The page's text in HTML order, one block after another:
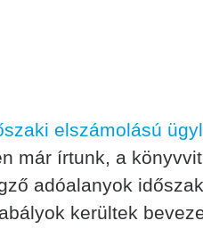
elszámolású
már írtunk, a
adóalanyok
kerültek